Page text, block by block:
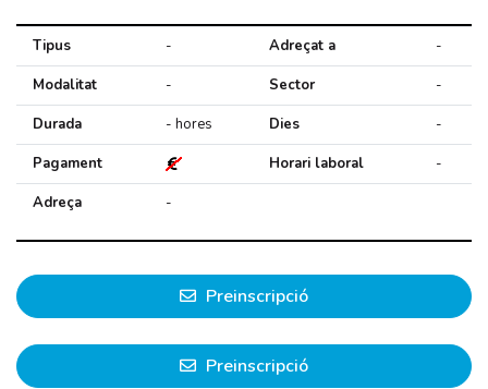
Tipus - Adreçat a
-
Modalitat
- Sector
-
Durada
- hores Dies
-
Pagament
Horari laboral
-
Adreça
-
Preinscripció
Preinscripció